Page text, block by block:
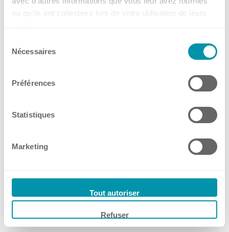
ou qu'ils ont collectées lors de votre utilisation de leurs
Nécessaires
Préférences
Statistiques
Marketing
Tout autoriser
Refuser
Was können wir für Sie tun?
Bereit, Ihr individuelles Projekt
Schildern Sie uns Ihre Herausforderung. Ob Sie